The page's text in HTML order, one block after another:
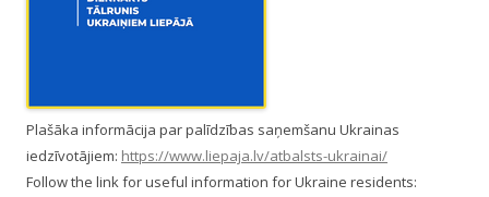
Plašāka informācija par palīdzības saņemšanu Ukrainas
iedzīvotājiem: https://www.liepaja.lv/atbalsts-ukrainai/
Follow the link for useful information for Ukraine residents: